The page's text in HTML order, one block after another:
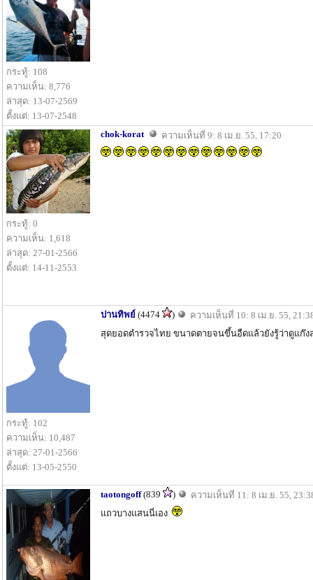
กระทู้: 108
ความเห็น: 8,776
ล่าสุด: 13-07-2569
ตั้งแต่: 13-07-2548
กระทู้: 0
ความเห็น: 1,618
ล่าสุด: 27-01-2566
ตั้งแต่: 14-11-2553
chok-korat ความเห็นที่ 9: 8 เม.ย. 55, 17:20
กระทู้: 102
ความเห็น: 10,487
ล่าสุด: 27-01-2566
ตั้งแต่: 13-05-2550
ปานทิพย์ (4474 )
ความเห็นที่ 10: 8 เม.ย. 55,
สุดยอดตำรวจไทย ขนาดตายจนขึ้นอืดแล้วยังรู้ว่าดูแก๊ง
taotongoff (839 )
ความเห็นที่ 11: 8 เม.ย. 55,
แถวบางแสนนี่เอง